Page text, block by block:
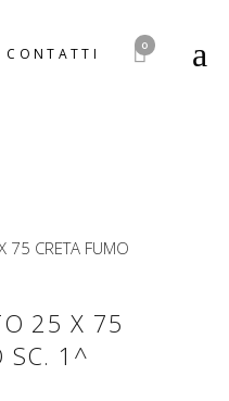
0
CONTATTI
25 X 75
SC. 1^